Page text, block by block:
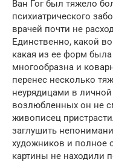
Ван Гог был тяжело
психиатрического
врачей почти не
Единственно, какой
какая из ее форм
многообразна и
перенес несколько
неурядицами в
возлюбленных он не
живописец
заглушить
художников и полное
картины не находили